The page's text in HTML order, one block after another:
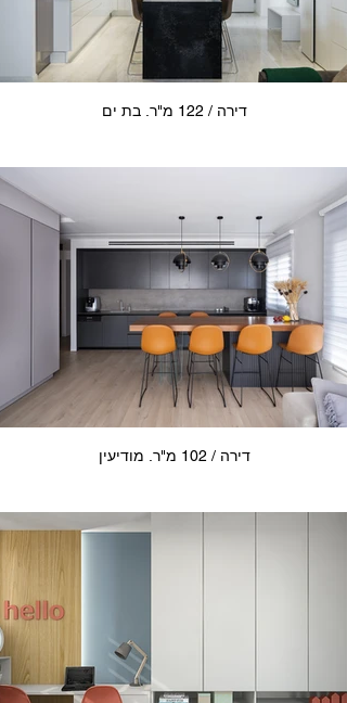
דירה / 122 מ"ר. בת ים
דירה / 102 מ"ר. מודיעין